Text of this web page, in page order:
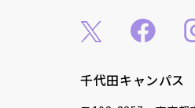
千代田キャンパス